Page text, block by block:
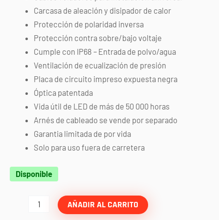
Carcasa de aleación y disipador de calor
Protección de polaridad inversa
Protección contra sobre/bajo voltaje
Cumple con IP68 – Entrada de polvo/agua
Ventilación de ecualización de presión
Placa de circuito impreso expuesta negra
Óptica patentada
Vida útil de LED de más de 50 000 horas
Arnés de cableado se vende por separado
Garantia limitada de por vida
Solo para uso fuera de carretera
Disponible
Faros
AÑADIR AL CARRITO